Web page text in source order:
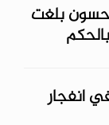
حسون بلغت
مقتل شخصين وإصابة 13 في انفجار